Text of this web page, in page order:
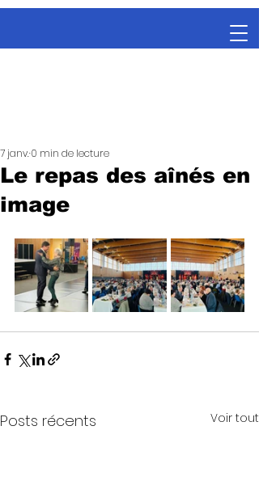
Le repas des aînés en
image
7 janv.0 min de lecture
Posts récents Voir tout